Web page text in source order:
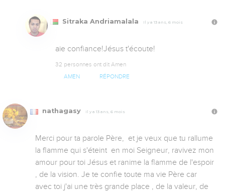
Sitraka Andriamalala Il y a 13 ans, 6 mois
aie confiance!Jésus t'écoute!
32 personnes ont dit Amen
AMEN RÉPONDRE
nathagasy Il y a 13 ans, 6 mois
Merci pour ta parole Père,  et je veux que tu rallume
la flamme qui s'éteint  en moi Seigneur, ravivez mon
amour pour toi Jésus et ranime la flamme de l'espoir
, de la vision. Je te confie toute ma vie Père car
avec toi j'ai une très grande place , de la valeur, de